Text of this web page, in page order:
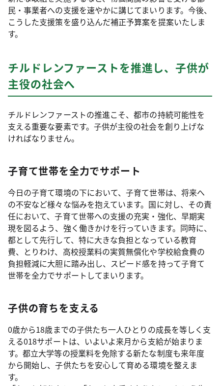
民・事業者への支援を速やかに講じてまいります。今後、
こうした支援策を盛り込んだ補正予算案を提案いたしま
す。
チルドレンファーストを推進し、子供が
主役の社会へ
チルドレンファーストの推進こそ、都市の持続可能性を
支える重要な要素です。子供が主役の社会を創り上げな
ければなりません。
子育て世帯を全力でサポート
今日の子育て環境の下において、子育て世帯は、将来へ
の不安など様々な悩みを抱えています。国に対し、その責
任において、子育て世帯への支援の充実・強化、早期実
現を図るよう、強く働きかけを行っていきます。同時に、
都として先行して、特に大きな負担となっている教育
費、とりわけ、高校授業料の実質無償化や学校給食費の
負担軽減に大胆に踏み出し、スピード感を持って子育て
世帯を全力でサポートしてまいります。
子供の育ちを支える
0歳から18歳までの子供たち一人ひとりの成長を等しく支
える018サポートは、いよいよ来月から支給が始まりま
す。都立大学等の授業料を免除する新たな制度も来年度
から開始し、子供たちを安心して育める環境を整えま
す。